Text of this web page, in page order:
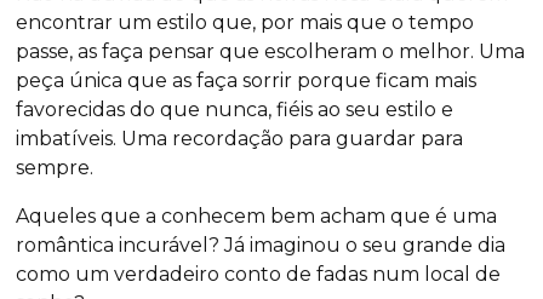
encontrar um estilo que, por mais que o tempo
passe, as faça pensar que escolheram o melhor. Uma
peça única que as faça sorrir porque ficam mais
favorecidas do que nunca, fiéis ao seu estilo e
imbatíveis. Uma recordação para guardar para
sempre.
Aqueles que a conhecem bem acham que é uma
romântica incurável? Já imaginou o seu grande dia
como um verdadeiro conto de fadas num local de